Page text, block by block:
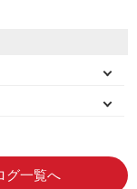
グ一覧へ